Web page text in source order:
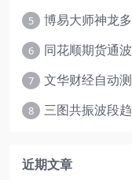
5 博易大师神龙
6 同花顺期货通
7
8
近期文章